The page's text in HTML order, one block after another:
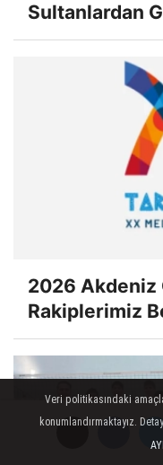
Sultanlardan
2026 Akdeniz
Rakiplerimiz
Veri politikasındaki
konumlandırmaktayız.